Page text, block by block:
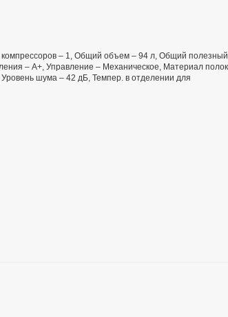
– 1, Общий объем – 94 л, Общий полезный
– А+, Управление – Механическое, Материал полок
шума – 42 дБ, Темпер. в отделении для